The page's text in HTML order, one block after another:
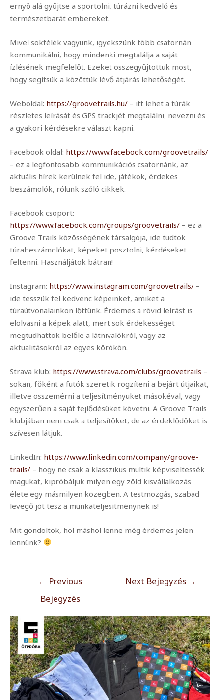
ernyő alá gyűjtse a sportolni, túrázni kedvelő és
természetbarát embereket.
Mivel sokfélék vagyunk, igyekszünk több csatornán
kommunikálni, hogy mindenki megtalálja a saját
ízlésének megfelelőt. Ezeket összegyűjtöttük most,
hogy segítsük a közöttük lévő átjárás lehetőségét.
Weboldal: https://groovetrails.hu/ – itt lehet a túrák
részletes leírását és GPS trackjét megtalálni, nevezni és
a gyakori kérdésekre választ kapni.
Facebook oldal: https://www.facebook.com/groovetrails/
– ez a legfontosabb kommunikációs csatornánk, az
aktuális hírek kerülnek fel ide, játékok, érdekes
beszámolók, rólunk szóló cikkek.
Facebook csoport:
https://www.facebook.com/groups/groovetrails/ – ez a
Groove Trails közösségének társalgója, ide tudtok
túrabeszámolókat, képeket posztolni, kérdéseket
feltenni. Használjátok bátran!
Instagram: https://www.instagram.com/groovetrails/ –
ide tesszük fel kedvenc képeinket, amiket a
túraútvonalainkon lőttünk. Érdemes a rövid leírást is
elolvasni a képek alatt, mert sok érdekességet
megtudhattok belőle a látnivalókról, vagy az
aktualitásokról az egyes körökön.
Strava klub: https://www.strava.com/clubs/groovetrails –
sokan, főként a futók szeretik rögzíteni a bejárt útjaikat,
illetve összemérni a teljesítményüket másokéval, vagy
egyszerűen a saját fejlődésüket követni. A Groove Trails
klubjában nem csak a teljesítőket, de az érdeklődőket is
szívesen látjuk.
LinkedIn: https://www.linkedin.com/company/groove-
trails/ – hogy ne csak a klasszikus multik képviseltessék
magukat, kipróbáljuk milyen egy zöld kisvállalkozás
élete egy másmilyen közegben. A testmozgás, szabad
levegő jót tesz a munkateljesítménynek is!
Mit gondoltok, hol máshol lenne még érdemes jelen
lennünk?
BEJEGYZÉS
NAVIGÁCIÓ
← Previous
Bejegyzés
Next Bejegyzés →